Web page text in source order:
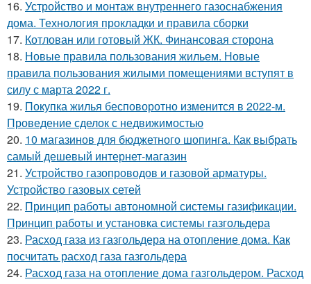
16. Устройство и монтаж внутреннего газоснабжения
дома. Технология прокладки и правила сборки
17. Котлован или готовый ЖК. Финансовая сторона
18. Новые правила пользования жильем. Новые
правила пользования жилыми помещениями вступят в
силу с марта 2022 г.
19. Покупка жилья бесповоротно изменится в 2022-м.
Проведение сделок с недвижимостью
20. 10 магазинов для бюджетного шопинга. Как выбрать
самый дешевый интернет-магазин
21. Устройство газопроводов и газовой арматуры.
Устройство газовых сетей
22. Принцип работы автономной системы газификации.
Принцип работы и установка системы газгольдера
23. Расход газа из газгольдера на отопление дома. Как
посчитать расход газа газгольдера
24. Расход газа на отопление дома газгольдером. Расход